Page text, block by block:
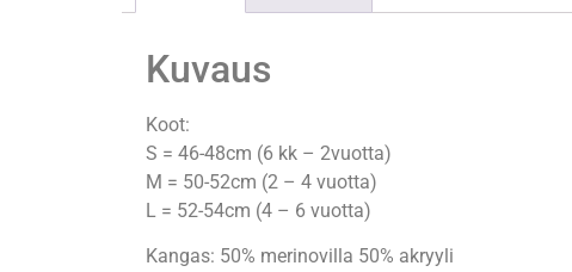
Kuvaus
Koot:
S = 46-48cm (6 kk – 2vuotta)
M = 50-52cm (2 – 4 vuotta)
L = 52-54cm (4 – 6 vuotta)
Kangas: 50% merinovilla 50% akryyli